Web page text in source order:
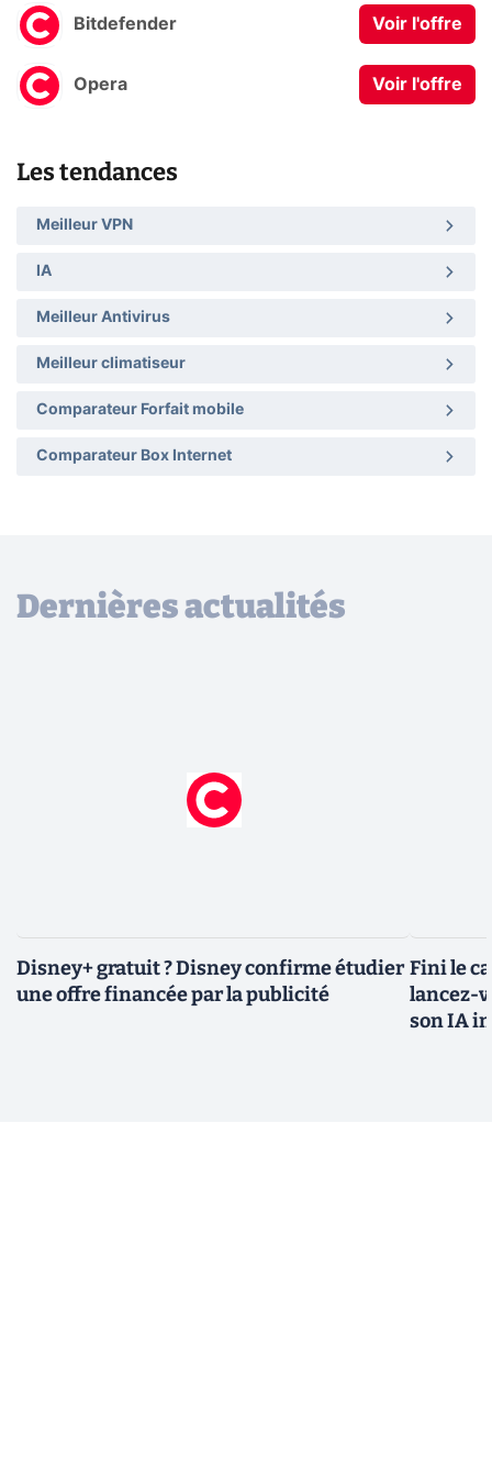
Bitdefender Voir l'offre
Opera Voir l'offre
Les tendances
Meilleur VPN
IA
Meilleur Antivirus
Meilleur climatiseur
Comparateur Forfait mobile
Comparateur Box Internet
Dernières actualités
Disney+ gratuit ? Disney confirme étudier
une offre financée par la publicité
Fini le
lancez-
son IA